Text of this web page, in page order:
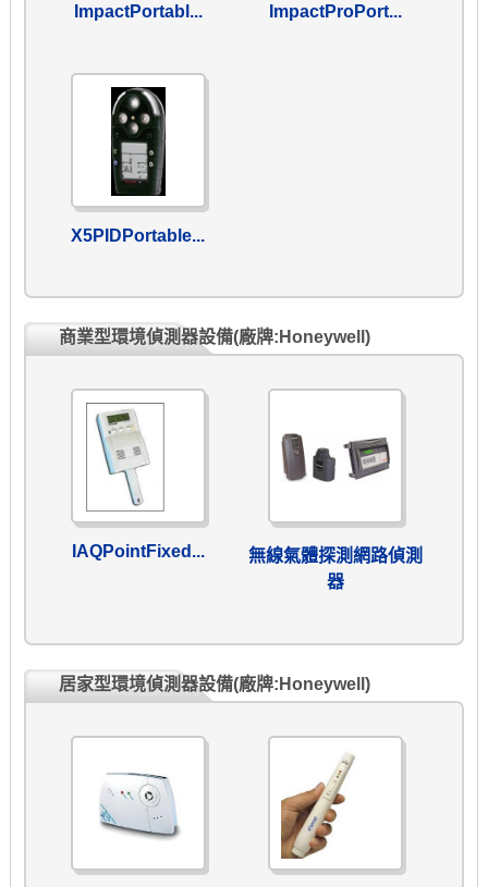
ImpactPortabl... ImpactProPort...
X5PIDPortable...
商業型環境偵測器設備(廠牌:Honeywell)
IAQPointFixed...
無線氣體探測網路偵測
器
居家型環境偵測器設備(廠牌:Honeywell)